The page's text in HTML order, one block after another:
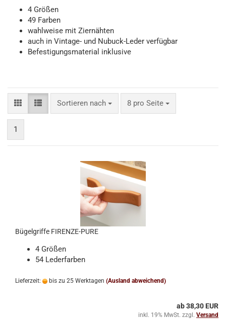
4 Größen
49 Farben
wahlweise mit Ziernähten
auch in Vintage- und Nubuck-Leder verfügbar
Befestigungsmaterial inklusive
Sortieren nach
Sortieren nach 8 pro Seite
pro Seite
1
Bügelgriffe FIRENZE-PURE
4 Größen
54 Lederfarben
Lieferzeit: bis zu 25 Werktagen (Ausland abweichend)
ab 38,30 EUR
inkl. 19% MwSt. zzgl. Versand